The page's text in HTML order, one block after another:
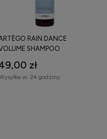
RAIN DANCE
SHAMPOO
OBJĘTOŚCI 250
zł
w: 24 godziny